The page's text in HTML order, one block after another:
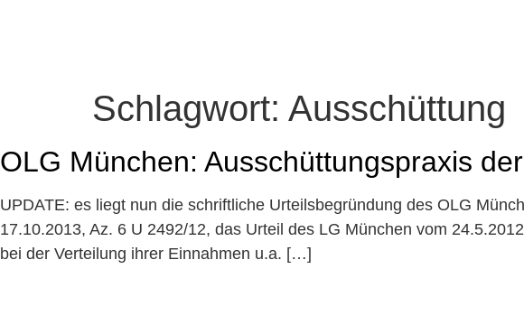
Schlagwort: Ausschüttung
OLG München: Ausschüttungspraxis
UPDATE: es liegt nun die schriftliche Urteilsbegründung des OLG
17.10.2013, Az. 6 U 2492/12, das Urteil des LG München vom
bei der Verteilung ihrer Einnahmen u.a. […]